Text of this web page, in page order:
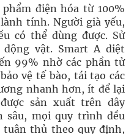
điện hóa từ 100%
tính. Người già yếu,
có thể dùng được. Sử
vật. Smart A diệt
99% nhờ các phần tử
vệ tế bào, tái tạo các
nhanh hơn, ít để lại
sản xuất trên dây
sâu, mọi quy trình đều
tuân thủ theo quy định,